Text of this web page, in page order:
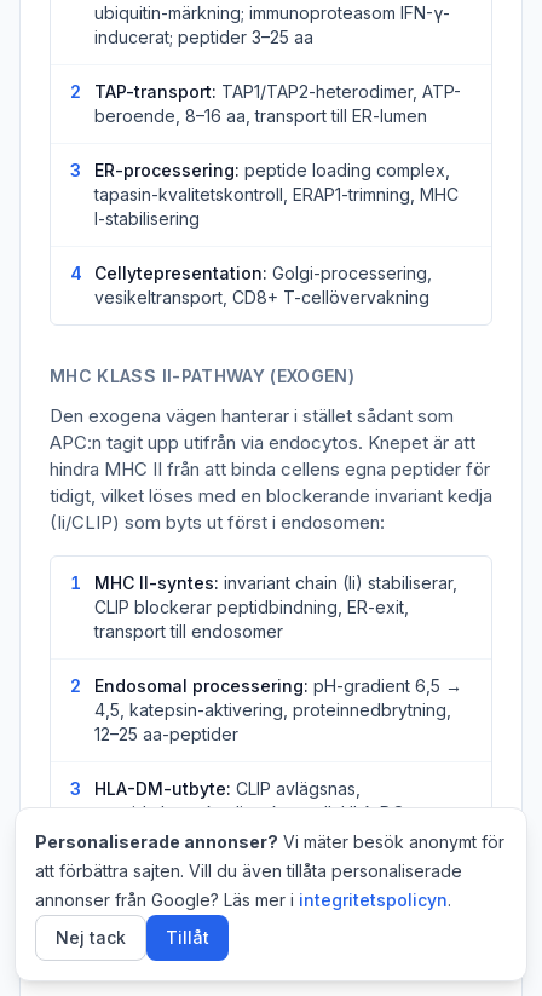
ubiquitin-märkning; immunoproteasom IFN-γ-
inducerat; peptider 3–25 aa
2 TAP-transport: TAP1/TAP2-heterodimer, ATP-
beroende, 8–16 aa, transport till ER-lumen
3 ER-processering: peptide loading complex,
tapasin-kvalitetskontroll, ERAP1-trimning, MHC
I-stabilisering
4 Cellytepresentation: Golgi-processering,
vesikeltransport, CD8+ T-cellövervakning
MHC KLASS II-PATHWAY (EXOGEN)
Den exogena vägen hanterar i stället sådant som
APC:n tagit upp utifrån via endocytos. Knepet är att
hindra MHC II från att binda cellens egna peptider för
tidigt, vilket löses med en blockerande invariant kedja
(Ii/CLIP) som byts ut först i endosomen:
1 MHC II-syntes: invariant chain (Ii) stabiliserar,
CLIP blockerar peptidbindning, ER-exit,
transport till endosomer
2 Endosomal processering: pH-gradient 6,5 →
4,5, katepsin-aktivering, proteinnedbrytning,
12–25 aa-peptider
3 HLA-DM-utbyte: CLIP avlägsnas,
peptidutbyte, kvalitetskontroll, HLA-DO-
reglering
CD4+-aktivering: MIIC-fusion med membran,
MHC II-klustring, TCR-scanning, kostimulering
(CD80/86)
Personaliserade annonser? Vi mäter besök anonymt för
att förbättra sajten. Vill du även tillåta personaliserade
annonser från Google? Läs mer i integritetspolicyn.
Nej tack
Tillåt